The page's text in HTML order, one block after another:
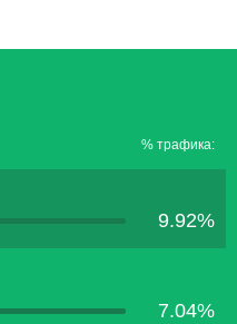
% трафика:
9.92%
7.04%